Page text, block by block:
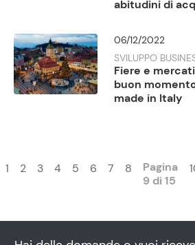
abitudini di
06/12/2022
SVILUPPO
Fiere e
buon
made in Italy
1 2 3 4 5 6 7 8
Pagina
9 di 15